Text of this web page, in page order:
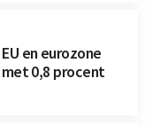
en eurozone
0,8 procent